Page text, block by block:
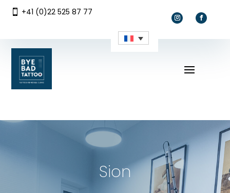
 +41 (0)22 525 87 77
Sion
DEVIS EN LIGNE
DEVIS EN LIGNE